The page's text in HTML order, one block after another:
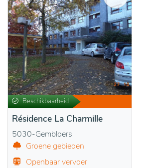
Beschikbaarheid
Résidence La Charmille
5030-Gembloers
Groene gebieden
Openbaar vervoer